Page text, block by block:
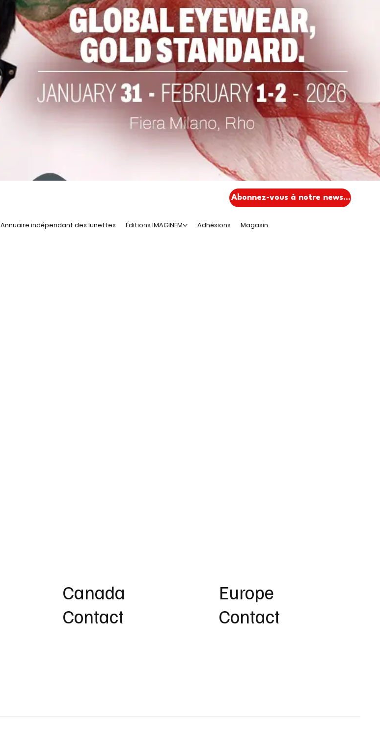
Abonnez-vous à notre newsletter
Annuaire indépendant des lunettes Éditions IMAGINEM Adhésions Magasin
Canada
Contact
Europe
Contact